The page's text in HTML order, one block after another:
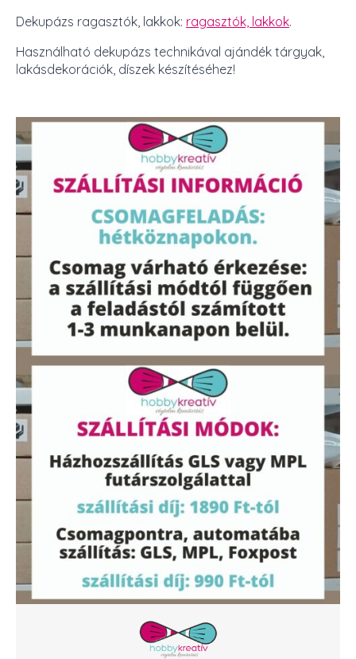
Dekupázs ragasztók, lakkok: ragasztók, lakkok.
Használható dekupázs technikával ajándék tárgyak,
lakásdekorációk, díszek készítéséhez!